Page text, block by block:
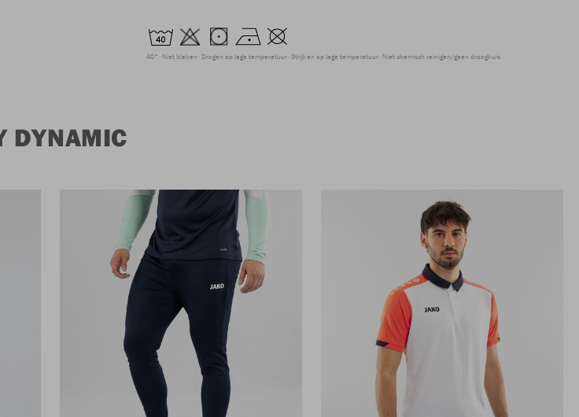
40° Niet bleken Drogen op lage temperatuur Strijken op lage temperatuur Niet chemisch reinigen/geen droogkuis
DYNAMIC